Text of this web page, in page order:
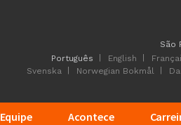
São
Português
English
Svenska
Norwegian Bokmål
Equipe Acontece